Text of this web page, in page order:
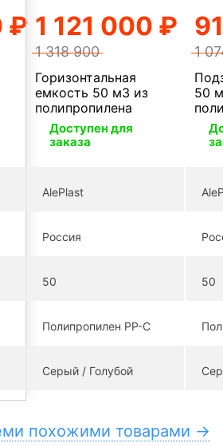
₽
Горизонтальная
емкость 50 м3 из
полипропилена
Доступен для
заказа
1 121 000 ₽
1 318 900
AlePlast
Россия
50
Полипропилен PP-C
Серый / Голубой
50
1
50
похожими товарами →